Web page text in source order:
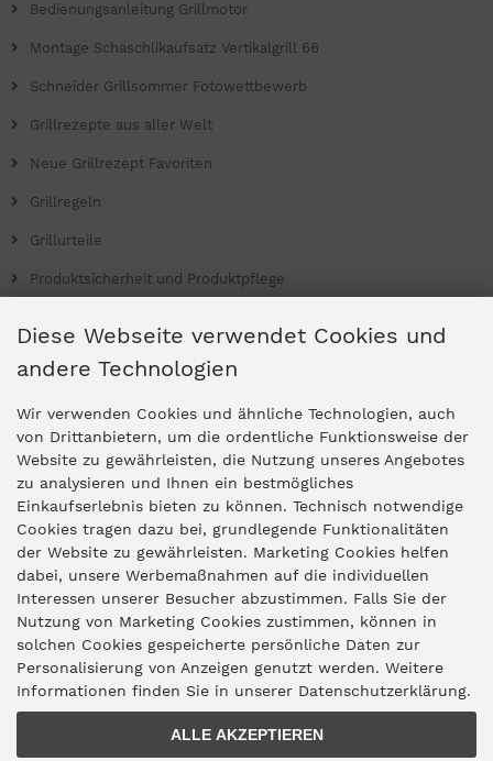
Bedienungsanleitung Grillmotor
Montage Schaschlikaufsatz Vertikalgrill 66
Schneider Grillsommer Fotowettbewerb
Grillrezepte aus aller Welt
Neue Grillrezept Favoriten
Grillregeln
Grillurteile
Produktsicherheit und Produktpflege
Ladengeschäfte
Zentrale Idar-Oberstein
Partner-Stores
"Deko 409" Bernkastel-Kues
Widerruf
Vertrag widerrufen
Diese Webseite verwendet Cookies und
andere Technologien
Wir verwenden Cookies und ähnliche Technologien, auch
von Drittanbietern, um die ordentliche Funktionsweise der
Website zu gewährleisten, die Nutzung unseres Angebotes
zu analysieren und Ihnen ein bestmögliches
Einkaufserlebnis bieten zu können. Technisch notwendige
Cookies tragen dazu bei, grundlegende Funktionalitäten
der Website zu gewährleisten. Marketing Cookies helfen
dabei, unsere Werbemaßnahmen auf die individuellen
Interessen unserer Besucher abzustimmen. Falls Sie der
Nutzung von Marketing Cookies zustimmen, können in
solchen Cookies gespeicherte persönliche Daten zur
Personalisierung von Anzeigen genutzt werden. Weitere
Informationen finden Sie in unserer Datenschutzerklärung.
ALLE AKZEPTIEREN